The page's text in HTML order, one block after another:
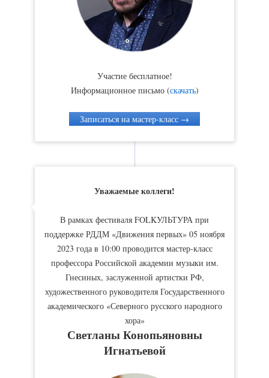
Участие бесплатное!
Информационное письмо (скачать)
Записаться на мастер-класс →
Уважаемые коллеги!
В рамках фестиваля FOLKУЛЬТУРА при
поддержке РДДМ «Движения первых» 05 ноября
2023 года в 10:00 проводится мастер-класс
профессора Российской академии музыки им.
Гнесиных, заслуженной артистки РФ,
художественного руководителя Государственного
академического «Северного русского народного
хора»
Светланы Конопьяновны
Игнатьевой